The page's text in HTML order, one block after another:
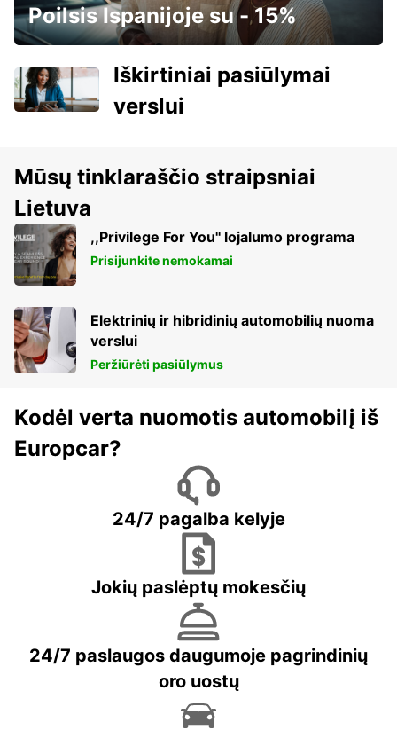
Poilsis Ispanijoje su - 15%
Iškirtiniai pasiūlymai
verslui
Mūsų tinklaraščio straipsniai
Lietuva
,,Privilege For You'' lojalumo programa
Prisijunkite nemokamai
Elektrinių ir hibridinių automobilių nuoma
verslui
Peržiūrėti pasiūlymus
Kodėl verta nuomotis automobilį iš
Europcar?
24/7 pagalba kelyje
Jokių paslėptų mokesčių
24/7 paslaugos daugumoje pagrindinių
oro uostų